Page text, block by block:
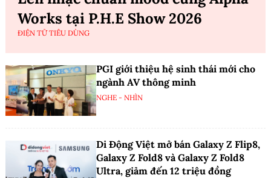
Works tại P.H.E Show 2026
ĐIỆN TỬ TIÊU DÙNG
PGI giới thiệu hệ sinh thái mới cho
ngành AV thông minh
NGHE - NHÌN
Di Động Việt mở bán Galaxy Z Flip8,
Galaxy Z Fold8 và Galaxy Z Fold8
Ultra, giảm đến 12 triệu đồng